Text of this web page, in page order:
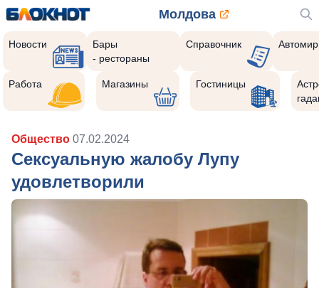
Молдова
Новости
Бары
- рестораны
Справочник Автомир
Работа Магазины Гостиницы
Общество 07.02.2024
Сексуальную жалобу Лупу
удовлетворили